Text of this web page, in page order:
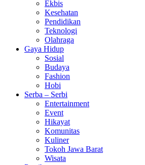
Ekbis
Kesehatan
Pendidikan
Teknologi
Olahraga
Gaya Hidup
Sosial
Budaya
Fashion
Hobi
Serba – Serbi
Entertainment
Event
Hikayat
Komunitas
Kuliner
Tokoh Jawa Barat
Wisata